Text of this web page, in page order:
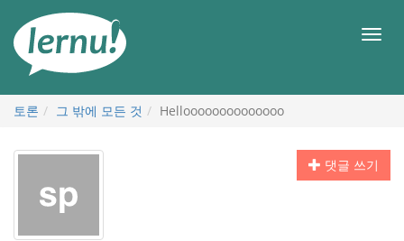
메
토론 그 밖에 모든 것 Helloooooooooooooo
댓글 쓰기